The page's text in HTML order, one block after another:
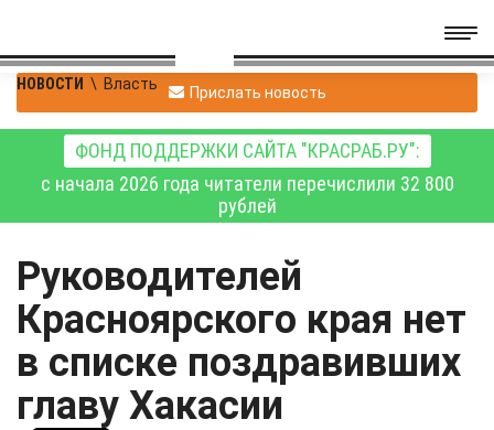
НОВОСТИ \ Власть Прислать новость
ФОНД ПОДДЕРЖКИ САЙТА "КРАСРАБ.РУ":
с начала 2026 года читатели перечислили 32 800
рублей
Руководителей
Красноярского края нет
в списке поздравивших
главу Хакасии